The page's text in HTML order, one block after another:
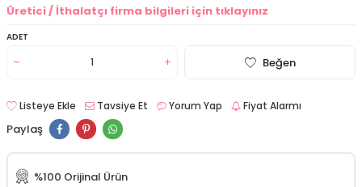
Üretici / İthalatçı firma bilgileri için tıklayınız
ADET
Beğen
Listeye Ekle Tavsiye Et Yorum Yap Fiyat Alarmı
Paylaş
%100 Orijinal Ürün